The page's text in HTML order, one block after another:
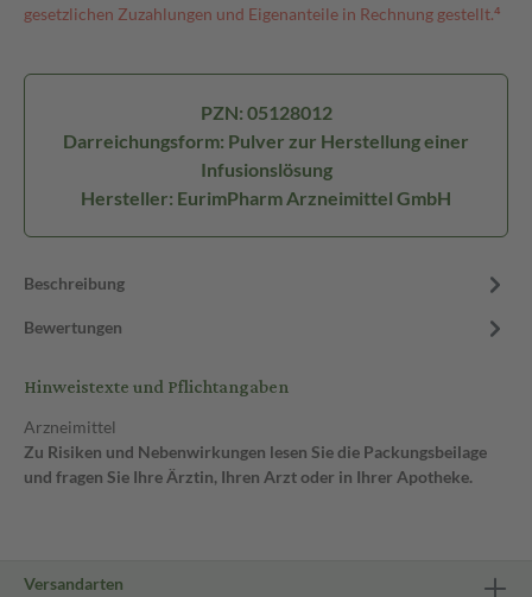
gesetzlichen Zuzahlungen und Eigenanteile in Rechnung gestellt.⁴
PZN: 05128012
Darreichungsform: Pulver zur Herstellung einer
Infusionslösung
Hersteller: EurimPharm Arzneimittel GmbH
Beschreibung
Bewertungen
Hinweistexte und Pflichtangaben
Arzneimittel
Zu Risiken und Nebenwirkungen lesen Sie die Packungsbeilage
und fragen Sie Ihre Ärztin, Ihren Arzt oder in Ihrer Apotheke.
Versandarten